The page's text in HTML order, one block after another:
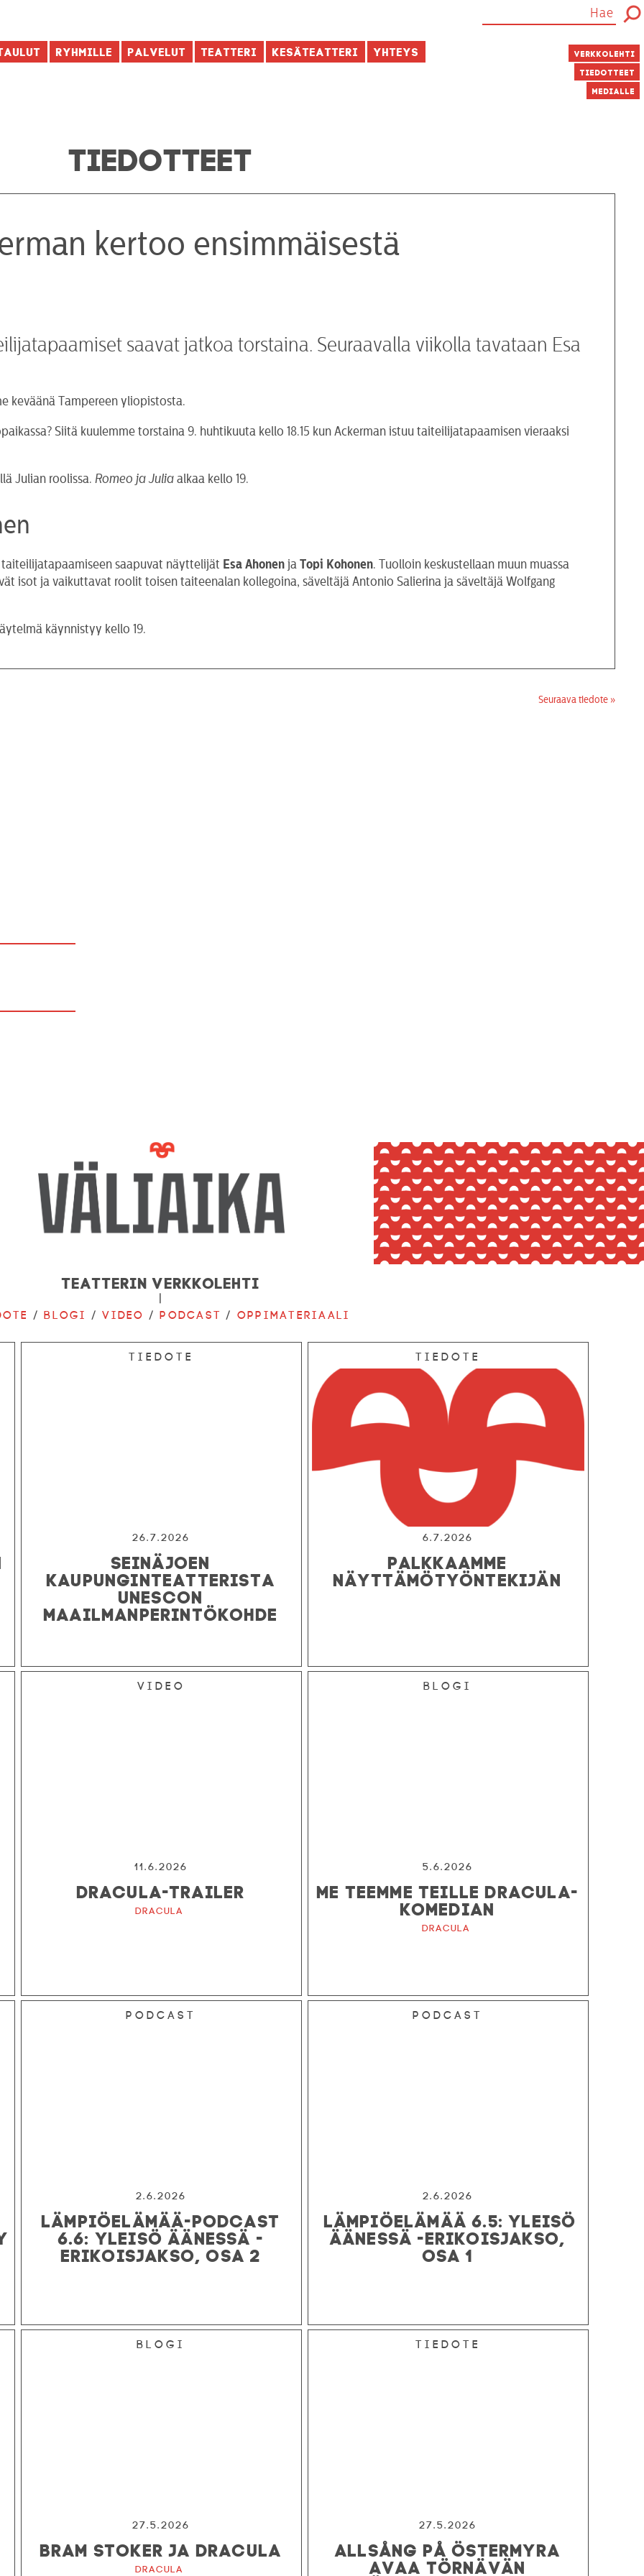
Ryhmille Palvelut Teatteri Kesäteatteri Yhteys Verkkolehti
Tiedotteet
Medialle
TIEDOTTEET
kertoo ensimmäisestä
saavat jatkoa torstaina. Seuraavalla viikolla tavataan Esa
keväänä Tampereen yliopistosta.
Siitä kuulemme torstaina 9. huhtikuuta kello 18.15 kun Ackerman istuu taiteilijatapaamisen vieraaksi
Julian roolissa. Romeo ja Julia alkaa kello 19.
saapuvat näyttelijät Esa Ahonen jaTopi Kohonen. Tuolloin keskustellaan muun muassa
isot ja vaikuttavat roolit toisen taiteenalan kollegoina, säveltäjä Antonio Salierina ja säveltäjä Wolfgang
käynnistyy kello 19.
Seuraava tiedote »
Teatterin verkkolehti
|
/Blogi /Video /Podcast / Oppimateriaali
Tiedote
26.7.2026
SEINÄJOEN
KAUPUNGINTEATTERISTA
UNESCON
MAAILMANPERINTÖKOHDE
Tiedote
6.7.2026
PALKKAAMME
NÄYTTÄMÖTYÖNTEKIJÄN
Video
11.6.2026
DRACULA-TRAILER
Dracula
Blogi
5.6.2026
ME TEEMME TEILLE DRACULA-
KOMEDIAN
Dracula
Podcast
2.6.2026
LÄMPIÖELÄMÄÄ-PODCAST
6.6: YLEISÖ ÄÄNESSÄ -
ERIKOISJAKSO, OSA 2
Podcast
2.6.2026
LÄMPIÖELÄMÄÄ 6.5: YLEISÖ
ÄÄNESSÄ -ERIKOISJAKSO,
OSA 1
Blogi
27.5.2026
BRAM STOKER JA DRACULA
Dracula
Tiedote
27.5.2026
ALLSÅNG PÅ ÖSTERMYRA
AVAA TÖRNÄVÄN